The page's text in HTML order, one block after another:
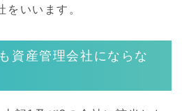
をいいます。
資産管理会社にならな